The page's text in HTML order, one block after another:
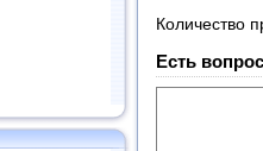
Количество
Есть